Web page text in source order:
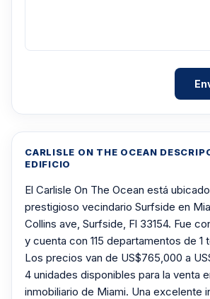
CARLISLE ON THE OCEAN
EDIFICIO
El Carlisle On The Ocean está
prestigioso vecindario Surfside en
Collins ave, Surfside, Fl 33154. Fue
y cuenta con 115 departamentos de 1
Los precios van de US$765,000 a
4 unidades disponibles para la venta
inmobiliario de Miami. Una excelente